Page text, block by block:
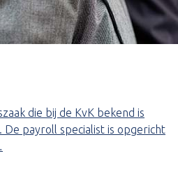
die bij de KvK bekend is
payroll specialist is opgericht